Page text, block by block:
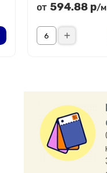
от 594.88 р/